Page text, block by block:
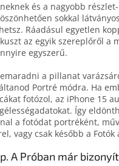
és a nagyobb részlet­
sokkal
Ráadásul egyetlen
az egyik szereplőről a
egyszerű.
a pillanat
Portré módra. Ha
fotózol, az iPhone 15
Így
a fotódat portréként,
vagy csak később a Fotók
A Próban már